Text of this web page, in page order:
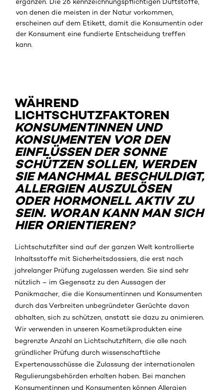
von denen die meisten in der Natur vorkommen,
erscheinen auf dem Etikett, damit die Konsumentin oder
der Konsument eine fundierte Entscheidung treffen
kann.
WÄHREND
LICHTSCHUTZFAKTOREN
KONSUMENTINNEN UND
KONSUMENTEN VOR DEN
EINFLÜSSEN DER SONNE
SCHÜTZEN SOLLEN, WERDEN
SIE MANCHMAL BESCHULDIGT,
ALLERGIEN AUSZULÖSEN
ODER HORMONELL AKTIV ZU
SEIN. WORAN KANN MAN SICH
HIER ORIENTIEREN?
Lichtschutzfilter sind auf der ganzen Welt kontrollierte
Inhaltsstoffe mit Sicherheitsdossiers, die erst nach
jahrelanger Prüfung zugelassen werden. Sie sind sehr
nützlich – im Gegensatz zu den Aussagen der
Panikmacher, die die Konsumentinnen und Konsumenten
durch das Verbreiten unbegründeter Gerüchte davon
abhalten, sich zu schützen, anstatt sie dazu zu animieren.
Wir verwenden in unseren Kosmetikprodukten eine
begrenzte Anzahl an Lichtschutzfiltern, die alle nach
gründlicher Prüfung durch wissenschaftliche
Expertenausschüsse die Zulassung der internationalen
Regulierungsbehörden erhalten haben. Bei manchen
Konsumentinnen und Konsumenten können Allergien